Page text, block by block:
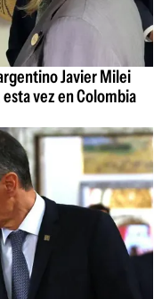
Javier Milei
vez en Colombia